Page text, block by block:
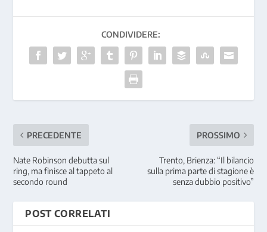
CONDIVIDERE:
PRECEDENTE
Nate Robinson debutta sul
ring, ma finisce al tappeto al
secondo round
PROSSIMO
Trento, Brienza: “Il bilancio
sulla prima parte di stagione è
senza dubbio positivo”
POST CORRELATI